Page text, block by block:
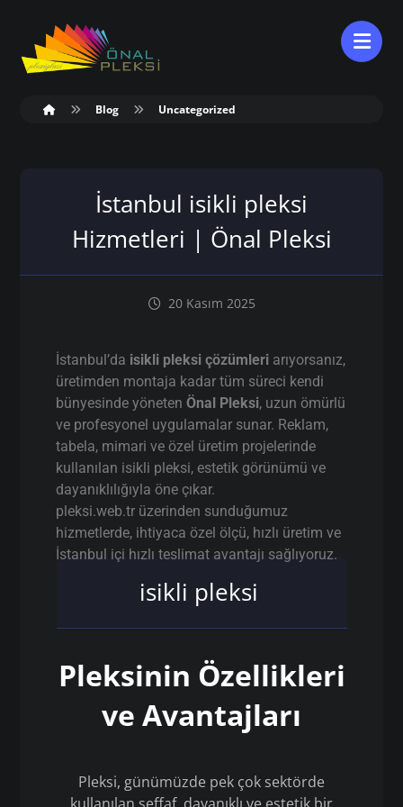
Blog Uncategorized
İstanbul isikli pleksi
Hizmetleri | Önal Pleksi
20 Kasım 2025
İstanbul’da isikli pleksi çözümleri arıyorsanız,
üretimden montaja kadar tüm süreci kendi
bünyesinde yönetenÖnal Pleksi, uzun ömürlü
ve profesyonel uygulamalar sunar. Reklam,
tabela, mimari ve özel üretim projelerinde
kullanılan isikli pleksi, estetik görünümü ve
dayanıklılığıyla öne çıkar.
pleksi.web.tr üzerinden sunduğumuz
hizmetlerde, ihtiyaca özel ölçü, hızlı üretim ve
İstanbul içi hızlı teslimat avantajı sağlıyoruz.
isikli pleksi
Pleksinin Özellikleri
ve Avantajları
Pleksi, günümüzde pek çok sektörde